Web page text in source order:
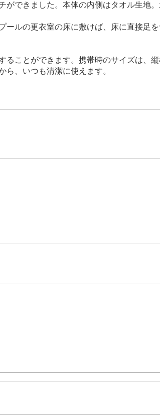
できました。本体の内側はタオル生地
ールの更衣室の床に敷けば、床に直接足
ことができます。携帯時のサイズは、
ら、いつも清潔に使えます。